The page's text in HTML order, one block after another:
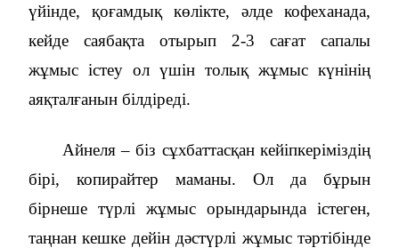
үйінде, қоғамдық көлікте, әлде кофеханада,
кейде саябақта отырып 2-3 сағат сапалы
жұмыс істеу ол үшін толық жұмыс күнінің
аяқталғанын білдіреді.
Айнеля – біз сұхбаттасқан кейіпкеріміздің
бірі, копирайтер маманы. Ол да бұрын
бірнеше түрлі жұмыс орындарында істеген,
таңнан кешке дейін дәстүрлі жұмыс тәртібінде